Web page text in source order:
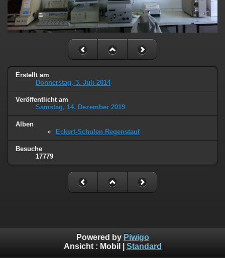
Erstellt am
Donnerstag, 3. Juli 2014
Veröffentlicht am
Samstag, 14. Dezember 2019
Alben
Eckert-Schulen Regenstauf
Besuche
17779
Powered by Piwigo
Ansicht : Mobil Standard